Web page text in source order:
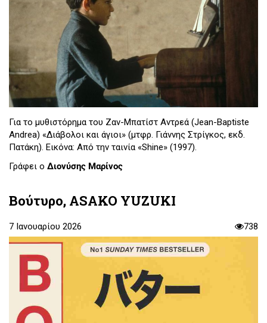
Για το μυθιστόρημα του Ζαν-Μπατίστ Αντρεά (Jean-Baptiste
Andrea) «Διάβολοι και άγιοι» (μτφρ. Γιάννης Στρίγκος, εκδ.
Πατάκη). Εικόνα: Από την ταινία «Shine» (1997).
Γράφει ο Διονύσης Μαρίνος
Βούτυρο, ASAKO YUZUKI
7 Ιανουαρίου 2026 738